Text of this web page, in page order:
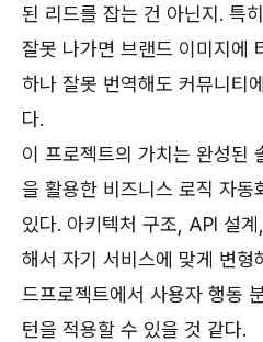
된 리드를 잡는 건 아닌지. 특
잘못 나가면 브랜드 이미지에
하나 잘못 번역해도 커뮤니티
다.
이 프로젝트의 가치는 완성된
을 활용한 비즈니스 로직 자동
있다. 아키텍처 구조, API 설
해서 자기 서비스에 맞게 변형
드프로젝트에서 사용자 행동
턴을 적용할 수 있을 것 같다.